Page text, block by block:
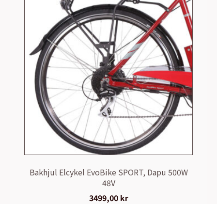
Bakhjul Elcykel EvoBike SPORT, Dapu 500W
48V
3499,00 kr